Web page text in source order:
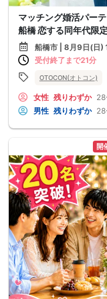
マッチング婚活パー
船橋 恋する同年代限
船橋市 | 8月9日(日)
受付終了まで21分
OTOCON(オトコン)
女性 残りわずか
男性 残りわずか
開